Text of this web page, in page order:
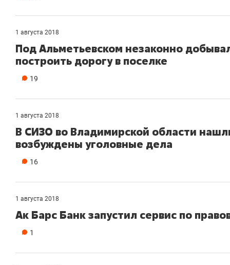
1 августа 2018
Под Альметьевском незаконно
построить дорогу в поселке
19
1 августа 2018
В СИЗО во Владимирской области
возбуждены уголовные дела
16
1 августа 2018
Ак Барс Банк запустил сервис по
1